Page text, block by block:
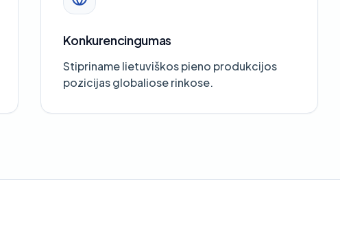
Konkurencingumas
Stipriname lietuviškos pieno produkcijos
pozicijas globaliose rinkose.